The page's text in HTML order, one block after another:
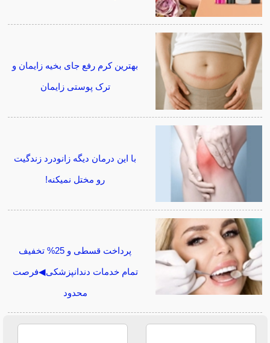
بهترین کرم رفع جای بخیه زایمان و
ترک پوستی زایمان
با این درمان دیگه زانودرد زندگیت
رو مختل نمیکنه!
پرداخت قسطی و 25% تخفیف
تمام خدمات دندانپزشکی◀فرصت
محدود